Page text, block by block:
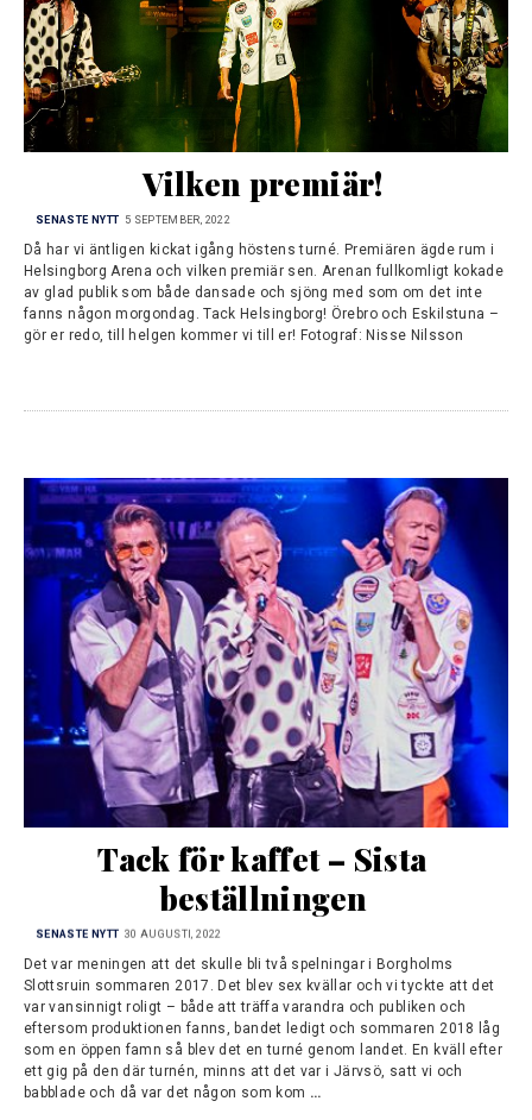
Vilken premiär!
SENASTE NYTT 5 SEPTEMBER, 2022
Då har vi äntligen kickat igång höstens turné. Premiären ägde rum i
Helsingborg Arena och vilken premiär sen. Arenan fullkomligt kokade
av glad publik som både dansade och sjöng med som om det inte
fanns någon morgondag. Tack Helsingborg! Örebro och Eskilstuna –
gör er redo, till helgen kommer vi till er! Fotograf: Nisse Nilsson
Tack för kaffet – Sista
beställningen
SENASTE NYTT 30 AUGUSTI, 2022
Det var meningen att det skulle bli två spelningar i Borgholms
Slottsruin sommaren 2017. Det blev sex kvällar och vi tyckte att det
var vansinnigt roligt – både att träffa varandra och publiken och
eftersom produktionen fanns, bandet ledigt och sommaren 2018 låg
som en öppen famn så blev det en turné genom landet. En kväll efter
ett gig på den där turnén, minns att det var i Järvsö, satt vi och
babblade och då var det någon som kom …